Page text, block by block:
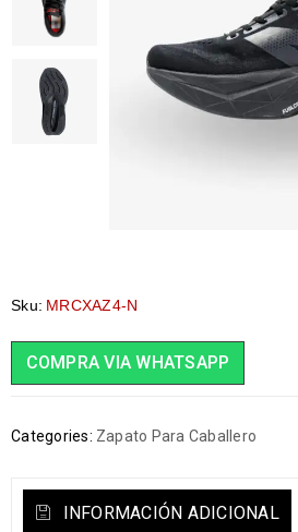
Sku: MRCXAZ4-N
COMPRA VIA WHATSAPP
Categories: Zapato Para Caballero
INFORMACIÓN ADICIONAL